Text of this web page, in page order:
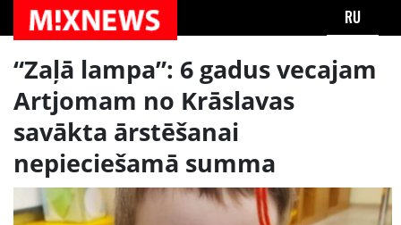
RU
“Zaļā lampa”: 6 gadus vecajam
Artjomam no Krāslavas
savākta ārstēšanai
nepieciešamā summa